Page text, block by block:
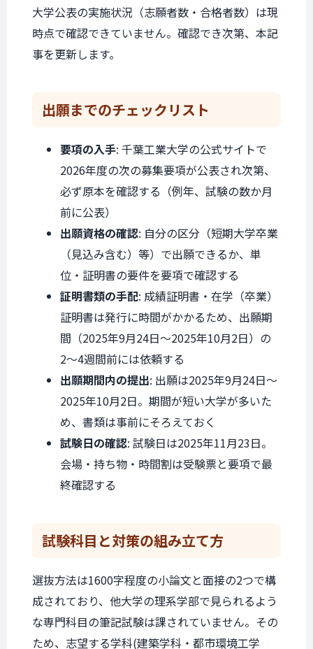
大学公表の実施状況（志願者数・合格者数）は現
時点で確認できていません。確認でき次第、本記
事を更新します。
出願までのチェックリスト
要項の入手: 千葉工業大学の公式サイトで
2026年度の次の募集要項が公表され次第、
必ず原本を確認する（例年、試験の数か月
前に公表）
出願資格の確認: 自分の区分（短期大学卒業
（見込み含む）等）で出願できるか、単
位・証明書の要件を要項で確認する
証明書類の手配: 成績証明書・在学（卒業）
証明書は発行に時間がかかるため、出願期
間（2025年9月24日〜2025年10月2日）の
2〜4週間前には依頼する
出願期間内の提出: 出願は2025年9月24日〜
2025年10月2日。期間が短い大学が多いた
め、書類は事前にそろえておく
試験日の確認: 試験日は2025年11月23日。
会場・持ち物・時間割は受験票と要項で最
終確認する
試験科目と対策の組み立て方
選抜方法は1600字程度の小論文と面接の2つで構
成されており、他大学の理系学部で見られるよう
な専門科目の筆記試験は課されていません。その
ため、志望する学科(建築学科・都市環境工学